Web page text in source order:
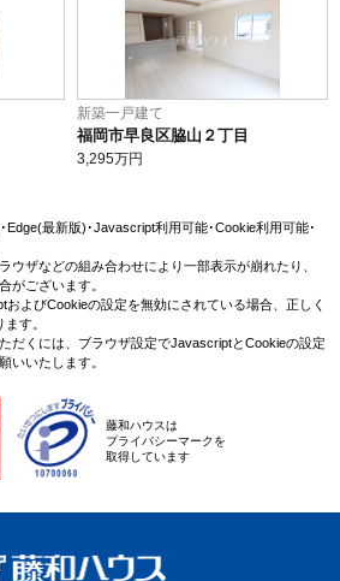
新築一戸建て
福岡市早良区脇山２丁目
3,295万円
Edge(最新版)･Javascript利用可能･Cookie利用可能･
ザなどの組み合わせにより一部表示が崩れたり、
がございます。
よびCookieの設定を無効にされている場合、正しく
す。
だくには、ブラウザ設定でJavascriptとCookieの設定
いいたします。
藤和ハウスは
プライバシーマークを
取得しています